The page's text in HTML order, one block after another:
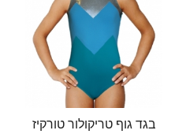
בגד גוף טריקולור טורקיז